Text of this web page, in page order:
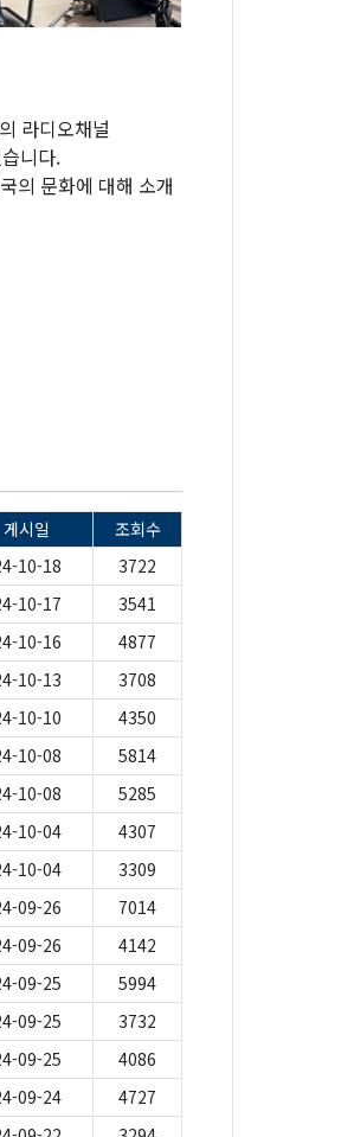
라디오채널
니다.
의 문화에 대해 소개
게시일
조회수
10-18
3722
10-17
3541
10-16
4877
10-13
3708
10-10
4350
10-08
5814
10-08
5285
10-04
4307
10-04
3309
09-26
7014
09-26
4142
09-25
5994
09-25
3732
09-25
4086
09-24
4727